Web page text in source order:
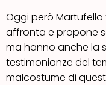
Oggi però
affronta e propone
ma hanno anche la
testimonianze del
malcostume di